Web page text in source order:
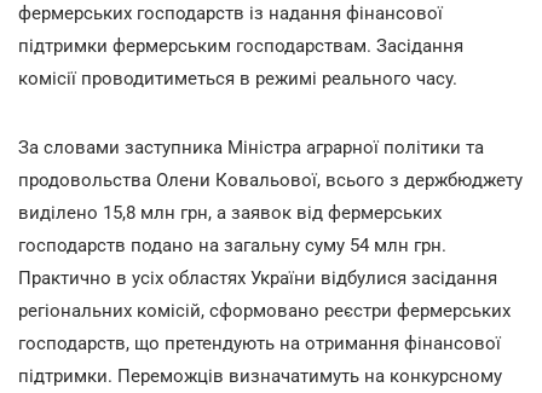
фермерських господарств із надання фінансової
підтримки фермерським господарствам. Засідання
комісії проводитиметься в режимі реального часу.
За словами заступника Міністра аграрної політики та
продовольства Олени Ковальової, всього з держбюджету
виділено 15,8 млн грн, а заявок від фермерських
господарств подано на загальну суму 54 млн грн.
Практично в усіх областях України відбулися засідання
регіональних комісій, сформовано реєстри фермерських
господарств, що претендують на отримання фінансової
підтримки. Переможців визначатимуть на конкурсному